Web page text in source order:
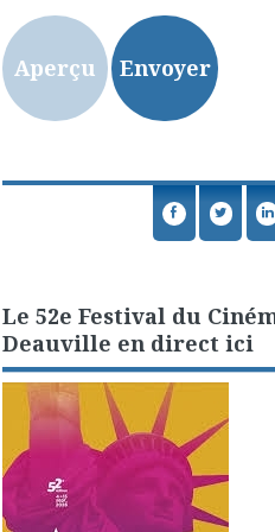
Le 52e Festival du
Deauville en direct ici